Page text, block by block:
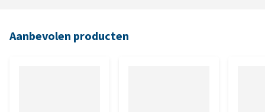
Aanbevolen producten